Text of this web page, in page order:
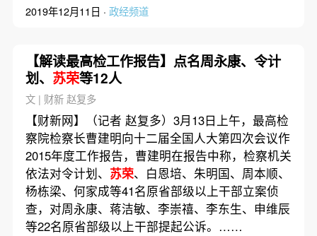
2019年12月11日 · 政经频道
【解读最高检工作报告】点名周永康、令计
划、 苏荣等12人
文 | 财新 赵复多
【财新网】（记者 赵复多）3月13日上午，最高检
察院检察长曹建明向十二届全国人大第四次会议作
2015年度工作报告，曹建明在报告中称，检察机关
依法对令计划、 苏荣、白恩培、朱明国、周本顺、
杨栋梁、何家成等41名原省部级以上干部立案侦
查，对周永康、蒋洁敏、李崇禧、李东生、申维辰
等22名原省部级以上干部提起公诉。……